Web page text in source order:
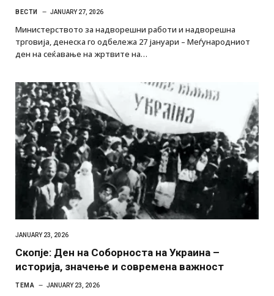
ВЕСТИ JANUARY 27, 2026
Министерството за надворешни работи и надворешна
трговија, денеска го одбележа 27 јануари – Меѓународниот
ден на сеќавање на жртвите на…
JANUARY 23, 2026
Скопје: Ден на Соборноста на Украина –
историја, значење и современа важност
ТЕМА JANUARY 23, 2026